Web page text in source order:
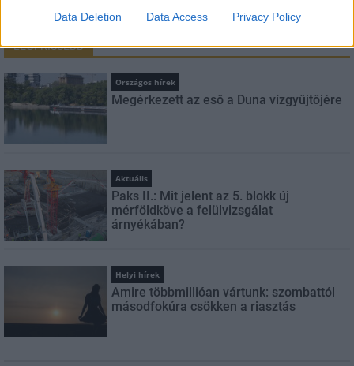
Data Deletion Data Access Privacy Policy
LEGFRISSEBB
Országos hírek
Megérkezett az eső a Duna vízgyűjtőjére
Aktuális
Paks II.: Mit jelent az 5. blokk új
mérföldköve a felülvizsgálat
árnyékában?
Helyi hírek
Amire többmillióan vártunk: szombattól
másodfokúra csökken a riasztás